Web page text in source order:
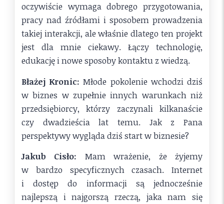
oczywiście wymaga dobrego przygotowania,
pracy nad źródłami i sposobem prowadzenia
takiej interakcji, ale właśnie dlatego ten projekt
jest dla mnie ciekawy. Łączy technologię,
edukację i nowe sposoby kontaktu z wiedzą.
Błażej Kronic: Młode pokolenie wchodzi dziś
w biznes w zupełnie innych warunkach niż
przedsiębiorcy, którzy zaczynali kilkanaście
czy dwadzieścia lat temu. Jak z Pana
perspektywy wygląda dziś start w biznesie?
Jakub Cisło: Mam wrażenie, że żyjemy
w bardzo specyficznych czasach. Internet
i dostęp do informacji są jednocześnie
najlepszą i najgorszą rzeczą, jaka nam się